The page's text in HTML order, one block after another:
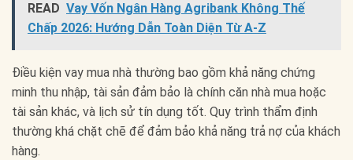
READ Vay Vốn Ngân Hàng Agribank Không Thế
Chấp 2026: Hướng Dẫn Toàn Diện Từ A-Z
Điều kiện vay mua nhà thường bao gồm khả năng chứng
minh thu nhập, tài sản đảm bảo là chính căn nhà mua hoặc
tài sản khác, và lịch sử tín dụng tốt. Quy trình thẩm định
thường khá chặt chẽ để đảm bảo khả năng trả nợ của khách
hàng.